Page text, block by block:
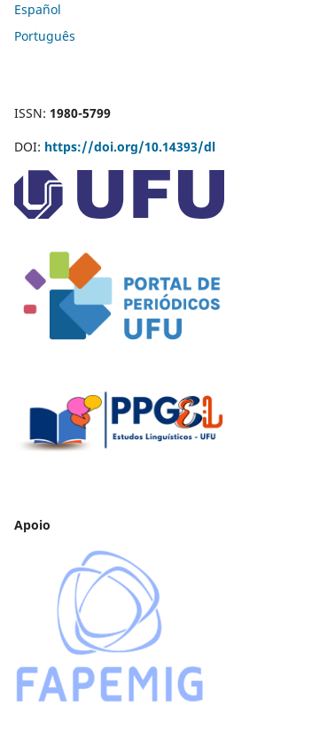
Español
Português
ISSN: 1980-5799
DOI: https://doi.org/10.14393/dl
Apoio